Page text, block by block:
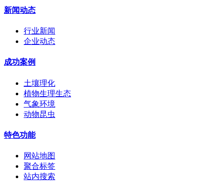
新闻动态
行业新闻
企业动态
成功案例
土壤理化
植物生理生态
气象环境
动物昆虫
特色功能
网站地图
聚合标签
站内搜索